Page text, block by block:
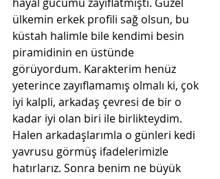
ülkemin erkek profili sağ olsun, bu
küstah halimle bile kendimi besin
piramidinin en üstünde
görüyordum. Karakterim henüz
yeterince zayıflamamış olmalı ki, çok
iyi kalpli, arkadaş çevresi de bir o
kadar iyi olan biri ile birlikteydim.
Halen arkadaşlarımla o günleri kedi
yavrusu görmüş ifadelerimizle
hatırlarız. Sonra benim ne büyük